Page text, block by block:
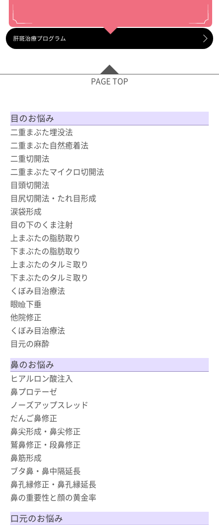
肝斑治療プログラム
PAGE TOP
目のお悩み
二重まぶた埋没法
二重まぶた自然癒着法
二重切開法
二重まぶたマイクロ切開法
目頭切開法
目尻切開法・たれ目形成
涙袋形成
目の下のくま注射
上まぶたの脂肪取り
下まぶたの脂肪取り
上まぶたのタルミ取り
下まぶたのタルミ取り
くぼみ目治療法
眼瞼下垂
他院修正
くぼみ目治療法
目元の麻酔
鼻のお悩み
ヒアルロン酸注入
鼻プロテーゼ
ノーズアップスレッド
だんご鼻修正
鼻尖形成・鼻尖修正
鷲鼻修正・段鼻修正
鼻筋形成
ブタ鼻・鼻中隔延長
鼻孔縁修正・鼻孔縁延長
鼻の重要性と顔の黄金率
口元のお悩み